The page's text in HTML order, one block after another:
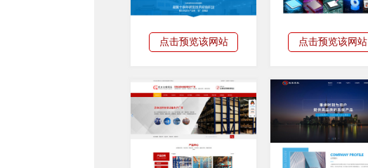
点击预览该网站 点击预览该网站